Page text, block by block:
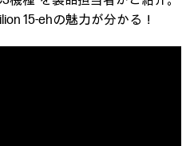
15-ehの魅力が分かる！